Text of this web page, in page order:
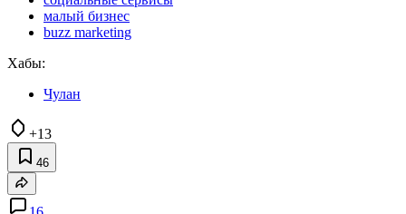
малый бизнес
buzz marketing
Хабы:
Чулан
+13
46